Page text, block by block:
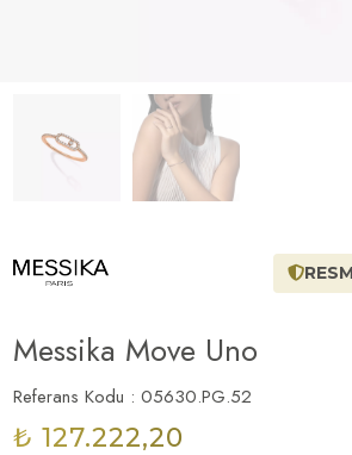
Messika Move Uno
Referans Kodu : 05630.PG.52
₺ 127.222,20